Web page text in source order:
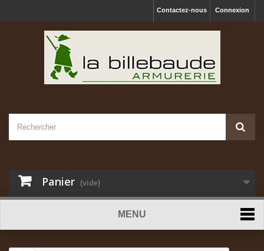
Connexion
Contactez-nous
Panier (vide)
MENU